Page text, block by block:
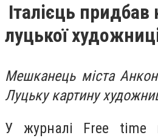
Італієць придбав
луцької
Мешканець міста
Луцьку картину
У журналі Free time